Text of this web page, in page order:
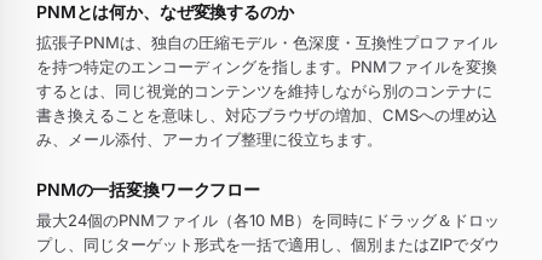
PNMとは何か、なぜ変換するのか
拡張子PNMは、独自の圧縮モデル・色深度・互換性プロファイル
を持つ特定のエンコーディングを指します。PNMファイルを変換
するとは、同じ視覚的コンテンツを維持しながら別のコンテナに
書き換えることを意味し、対応ブラウザの増加、CMSへの埋め込
み、メール添付、アーカイブ整理に役立ちます。
PNMの一括変換ワークフロー
最大24個のPNMファイル（各10 MB）を同時にドラッグ＆ドロッ
プし、同じターゲット形式を一括で適用し、個別またはZIPでダウ